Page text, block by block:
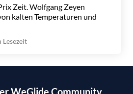
Zeit. Wolfgang Zeyen
kalten Temperaturen und
Lesezeit
WeGlide Community